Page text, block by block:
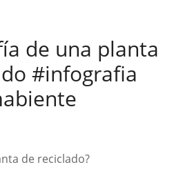
de una planta
#infografia
de reciclado?